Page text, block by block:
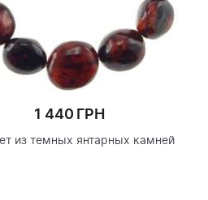
1 440 ГРН
из темных янтарных камней